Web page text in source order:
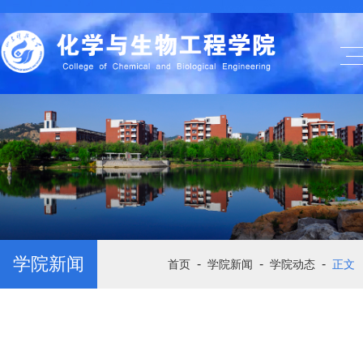
学院新闻 首页 - 学院新闻 - 学院动态 - 正文